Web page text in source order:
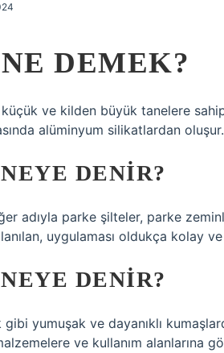
DEMEK?
ve kilden büyük tanelere
alüminyum silikatlardan
DENIR?
adıyla parke şilteler, parke
uygulaması oldukça kolay
DENIR?
yumuşak ve dayanıklı
ve kullanım